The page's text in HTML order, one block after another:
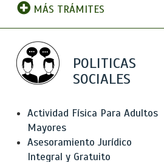
MÁS TRÁMITES
POLITICAS
SOCIALES
Actividad Física Para Adultos
Mayores
Asesoramiento Jurídico
Integral y Gratuito